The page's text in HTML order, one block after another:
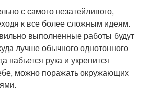
с самого незатейливого,
к все более сложным идеям.
выполненные работы будут
лучше обычного однотонного
набьется рука и укрепится
можно поражать окружающих